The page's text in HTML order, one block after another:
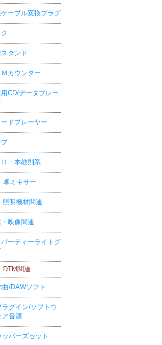
ーブル変換プラグ
タンド
Ｍカウンター
CD/データプレー
ードプレーヤー
プ
Ｄ・本教則系
卓ミキサー
照明機材関連
映像関連
ーティーライトグ
DTM関連
曲/DAWソフト
ラグイン/ソフトウ
ア音源
ッパーズセット